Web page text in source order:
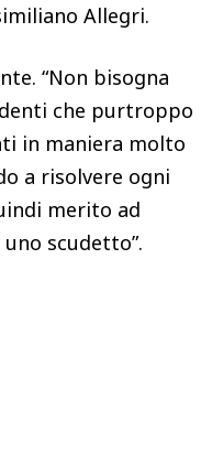
Allegri.
“Non bisogna
che purtroppo
in maniera molto
a risolvere ogni
merito ad
scudetto”.